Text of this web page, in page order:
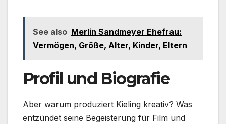
See also Merlin Sandmeyer Ehefrau:
Vermögen, Größe, Alter, Kinder, Eltern
Profil und Biografie
Aber warum produziert Kieling kreativ? Was
entzündet seine Begeisterung für Film und